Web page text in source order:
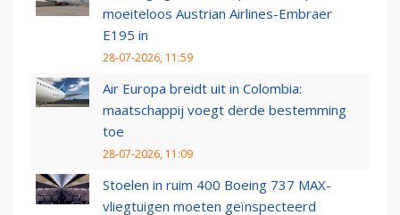
moeiteloos Austrian Airlines-Embraer
E195 in
28-07-2026, 11:59
Air Europa breidt uit in Colombia:
maatschappij voegt derde bestemming
toe
28-07-2026, 11:09
Stoelen in ruim 400 Boeing 737 MAX-
vliegtuigen moeten geïnspecteerd